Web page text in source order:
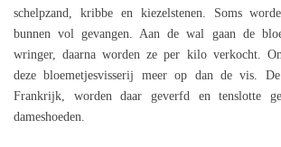
schelpzand, kribbe en kiezelstenen. Soms
bunnen vol gevangen. Aan de wal gaan de
wringer, daarna worden ze per kilo verkocht.
deze bloemetjesvisserij meer op dan de vis.
Frankrijk, worden daar geverfd en tenslotte
dameshoeden.